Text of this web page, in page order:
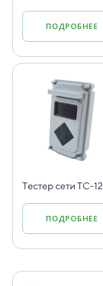
ПОДРОБНЕЕ
Тестер сети ТС-12
ПОДРОБНЕЕ